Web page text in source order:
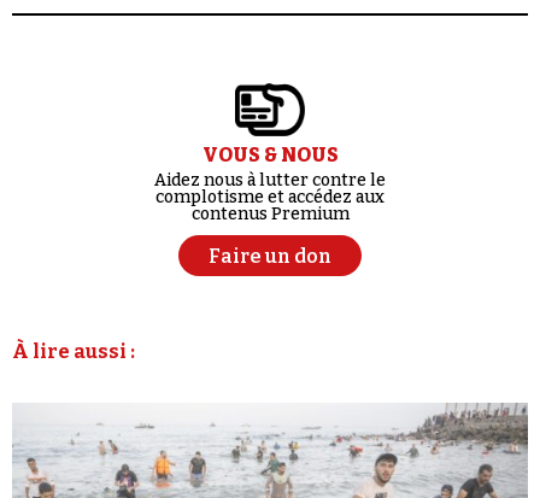
VOUS & NOUS
Aidez nous à lutter contre le
complotisme et accédez aux
contenus Premium
Faire un don
À lire aussi :